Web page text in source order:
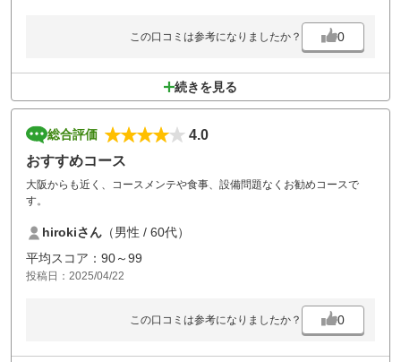
この口コミは参考になりましたか？ 0
続きを見る
総合評価
4.0
おすすめコース
大阪からも近く、コースメンテや食事、設備問題なくお勧めコースで
す。
hirokiさん （男性 / 60代）
平均スコア：90～99
投稿日：2025/04/22
この口コミは参考になりましたか？ 0